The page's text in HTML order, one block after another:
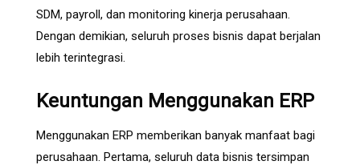
SDM, payroll, dan monitoring kinerja perusahaan.
Dengan demikian, seluruh proses bisnis dapat berjalan
lebih terintegrasi.
Keuntungan Menggunakan ERP
Menggunakan ERP memberikan banyak manfaat bagi
perusahaan. Pertama, seluruh data bisnis tersimpan